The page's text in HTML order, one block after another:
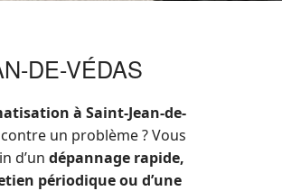
DE-VÉDAS
à Saint-Jean-de-
un problème ? Vous
d’un dépannage rapide,
périodique ou d’une